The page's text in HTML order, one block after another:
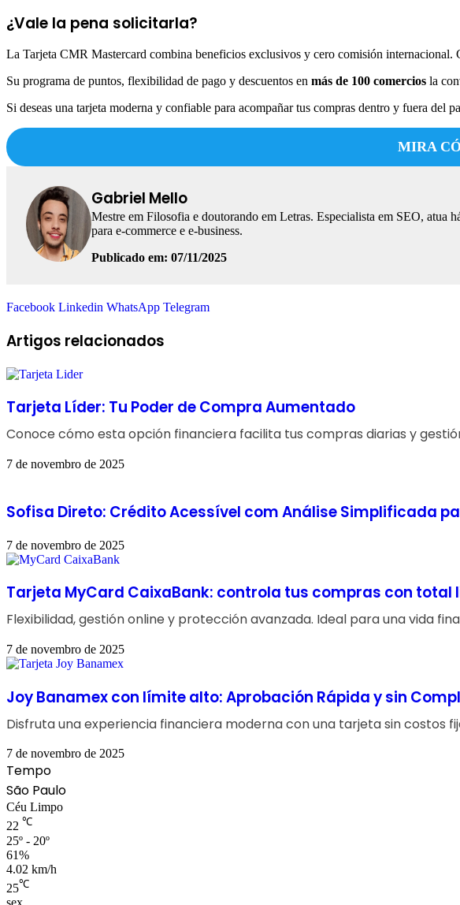
¿Vale la pena solicitarla?
La Tarjeta CMR Mastercard combina beneficios exclusivos y cero comisión
Su programa de puntos, flexibilidad de pago y descuentos en más de 100 comercios la
Si deseas una tarjeta moderna y confiable para acompañar tus compras dentro y fuera del
MIRA
Gabriel Mello
Mestre em Filosofia e doutorando em Letras. Especialista em SEO, atua
para e-commerce e e-business.
Publicado em: 07/11/2025
Facebook Linkedin WhatsApp Telegram
Artigos relacionados
Tarjeta Líder: Tu Poder de Compra Aumentado
Conoce cómo esta opción financiera facilita tus compras diarias y
7 de novembro de 2025
Sofisa Direto: Crédito Acessível com Análise Simplificada
7 de novembro de 2025
Tarjeta MyCard CaixaBank: controla tus compras con total
Flexibilidad, gestión online y protección avanzada. Ideal para una vida
7 de novembro de 2025
Joy Banamex con límite alto: Aprobación Rápida y sin
Disfruta una experiencia financiera moderna con una tarjeta sin costos
7 de novembro de 2025
Tempo
São Paulo
Céu Limpo
22 ℃
25º - 20º
61%
4.02 km/h
25℃
sex